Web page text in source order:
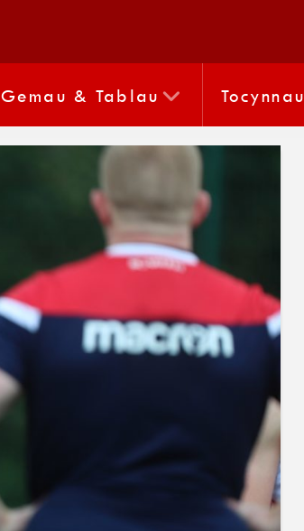
Gemau & Tablau Tocynnau